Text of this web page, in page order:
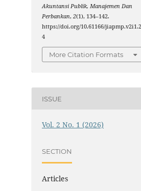
Akuntansi Publik, Manajemen Dan
Perbankan,2(1), 134–142.
https://doi.org/10.61166/jiapmp.v2i1.2
4
More Citation Formats
ISSUE
Vol. 2 No. 1 (2026)
SECTION
Articles